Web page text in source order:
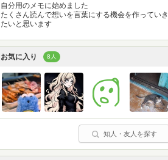
自分用のメモに始めました
たくさん読んで想いを言葉にする機会を作っていき
たいと思います
お気に入り 8人
知人・友人を探す